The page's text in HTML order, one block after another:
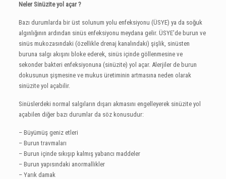
Neler Sinüzite yol açar ?
Bazı durumlarda bir üst solunum yolu enfeksiyonu (ÜSYE) ya da soğuk
algınlığının ardından sinüs enfeksiyonu meydana gelir. ÜSYE’de burun ve
sinüs mukozasındaki (özellikle drenaj kanalındaki) şişlik, sinüsten
buruna salgı akışını bloke ederek, sinüs içinde göllenmesine ve
sekonder bakteri enfeksiyonuna (sinüzite) yol açar. Alerjiler de burun
dokusunun şişmesine ve mukus üretiminin artmasına neden olarak
sinüzite yol açabilir.
Sinüslerdeki normal salgıların dışarı akmasını engelleyerek sinüzite yol
açabilen diğer bazı durumlar da söz konusudur:
– Büyümüş geniz etleri
– Burun travmaları
– Burun içinde sıkışıp kalmış yabancı maddeler
– Burun yapısındaki anormallikler
– Yarık damak